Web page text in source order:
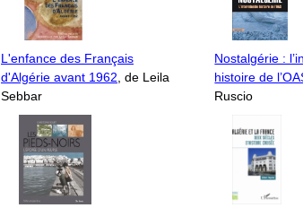
L'enfance des Français
d'Algérie avant 1962, de Leila
Sebbar
Nostalgérie :
histoire de
Ruscio